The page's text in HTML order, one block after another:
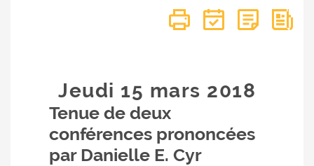
Jeudi 15 mars 2018
Tenue de deux
conférences prononcées
par Danielle E. Cyr